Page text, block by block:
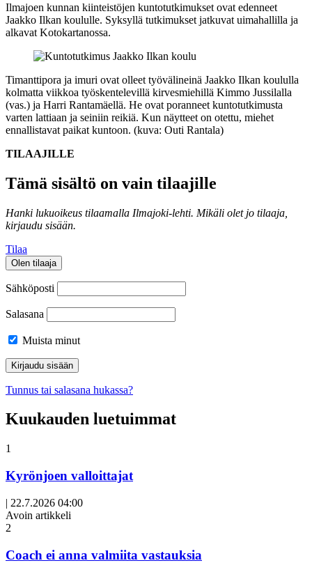
Ilmajoen kunnan kiinteistöjen kuntotutkimukset ovat edenneet
Jaakko Ilkan koululle. Syksyllä tutkimukset jatkuvat uimahallilla ja
alkavat Kotokartanossa.
Timanttipora ja imuri ovat olleet työvälineinä Jaakko Ilkan koululla
kolmatta viikkoa työskentelevillä kirvesmiehillä Kimmo Jussilalla
(vas.) ja Harri Rantamäellä. He ovat poranneet kuntotutkimusta
varten lattiaan ja seiniin reikiä. Kun näytteet on otettu, miehet
ennallistavat paikat kuntoon. (kuva: Outi Rantala)
TILAAJILLE
Tämä sisältö on vain tilaajille
Hanki lukuoikeus tilaamalla Ilmajoki-lehti. Mikäli olet jo tilaaja,
kirjaudu sisään.
Tilaa
Olen tilaaja
Sähköposti
Salasana
Muista minut
Tunnus tai salasana hukassa?
Kuukauden luetuimmat
1
Kyrönjoen valloittajat
| 22.7.2026 04:00
Avoin artikkeli
2
Coach ei anna valmiita vastauksia